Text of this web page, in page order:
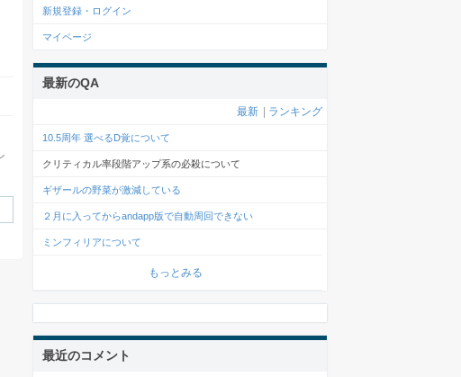
新規登録・ログイン
マイページ
最新のQA
最新 ランキング
10.5周年 選べるD覚について
クリティカル率段階アップ系の必殺について
ギザールの野菜が激減している
２月に入ってからandapp版で自動周回できない
ミンフィリアについて
もっとみる
最近のコメント